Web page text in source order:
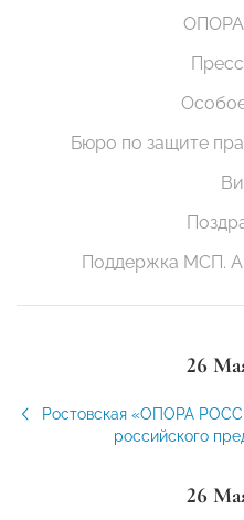
ОПОРА
Бюро по защите
Поддержка МСП.
26
Ростовская «ОПОРА
российского
26